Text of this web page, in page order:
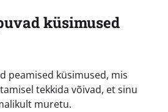
küsimused
peamised küsimused, mis
tekkida võivad, et sinu
muretu.